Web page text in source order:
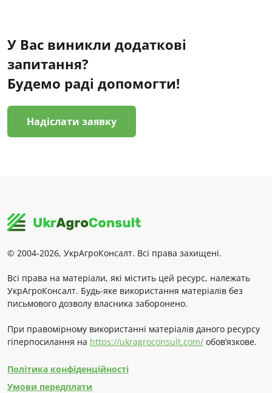
У Вас виникли додаткові
запитання?
Будемо раді допомогти!
Надіслати заявку
© 2004-2026, УкрАгроКонсалт. Всі права захищені.
Всі права на матеріали, які містить цей ресурс, належать
УкрАгроКонсалт. Будь-яке використання матеріалів без
письмового дозволу власника заборонено.
При правомірному використанні матеріалів даного ресурсу
гіперпосилання на https://ukragroconsult.com/ обов’язкове.
Політика конфіденційності
Умови передплати